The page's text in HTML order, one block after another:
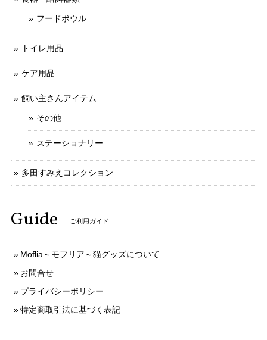
フードボウル
トイレ用品
ケア用品
飼い主さんアイテム
その他
ステーショナリー
多田すみえコレクション
Guide ご利用ガイド
Moflia～モフリア～猫グッズについて
お問合せ
プライバシーポリシー
特定商取引法に基づく表記